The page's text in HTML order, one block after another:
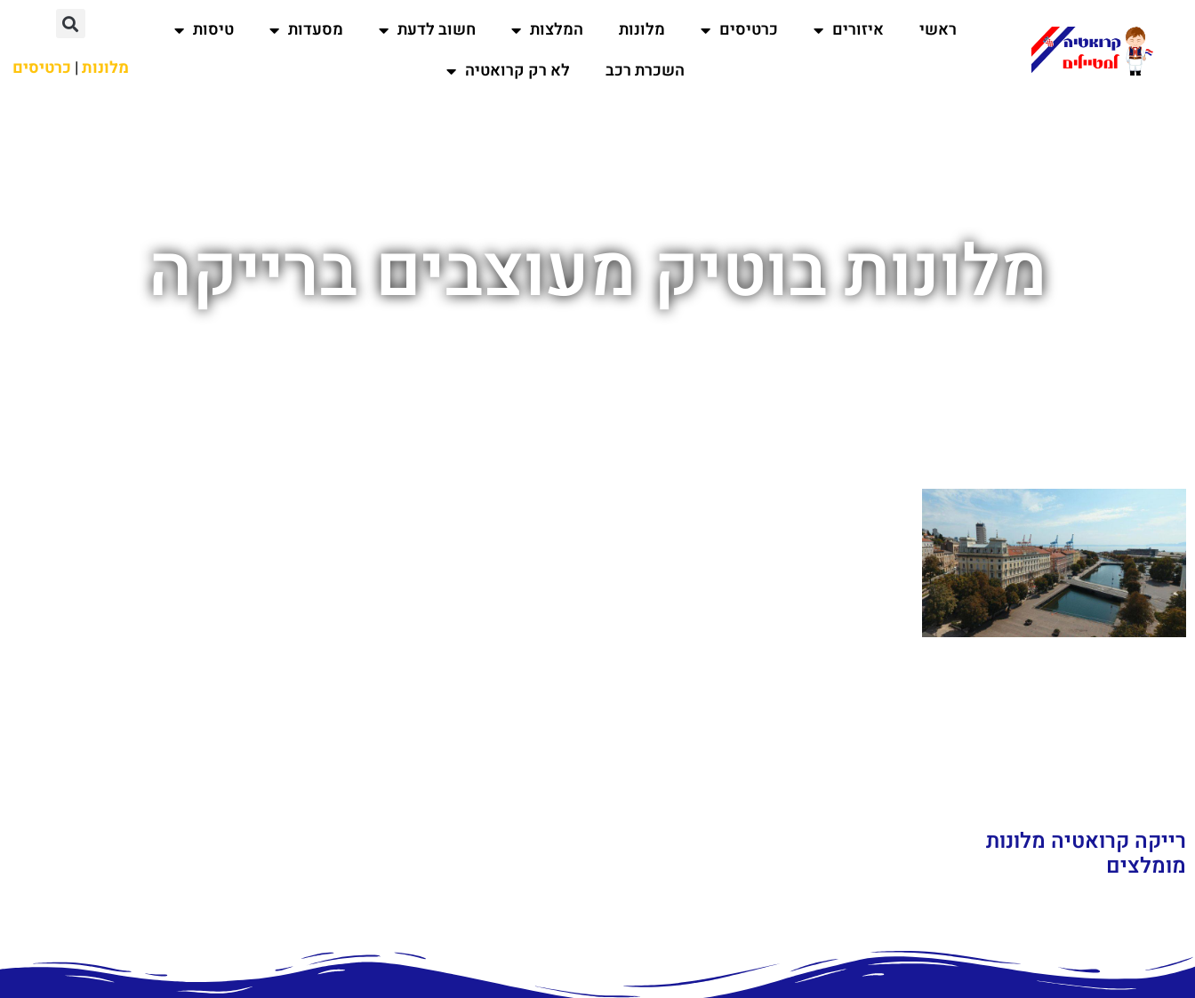
ראשי איזורים כרטיסים מלונות המלצות חשוב לדעת מסעדות
טיסות
השכרת רכב
לא רק קרואטיה מלונות| כרטיסים
מלונות בוטיק מעוצבים ברייקה
רייקה קרואטיה מלונות
מומלצים